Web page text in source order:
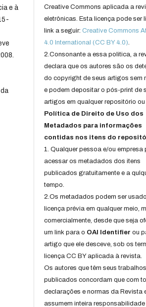
e à
Creative Commons aplicada a
eletrônicas. Esta licença pode ser
link a seguir:Creative Commons
4.0 International (CC BY 4.0).
2.Consonante a essa politica, a
declara que os autores são os
do copyright de seus artigos sem
e podem depositar o pós-print de
artigos em qualquer repositório ou
Política de Direito de Uso dos
Metadados para informações
contidas nos itens do
1. Qualquer pessoa e/ou empresa
acessar os metadados dos itens
publicados gratuitamente e a
tempo.
2.Os metadados podem ser
licença prévia em qualquer meio,
comercialmente, desde que seja
um link para o OAI Identifier ou
artigo que ele desceve, sob os
licença CC BY aplicada à revista.
Os autores que têm seus trabalhos
publicados concordam que com
declarações e normas da Revista
assumem inteira responsabilidade